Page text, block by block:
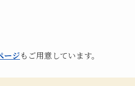
ージもご用意しています。